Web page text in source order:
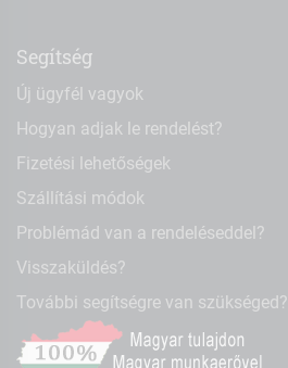
Segítség
Új ügyfél vagyok
Hogyan adjak le rendelést?
Fizetési lehetőségek
Szállítási módok
Problémád van a rendeléseddel?
Visszaküldés?
További segítségre van szükséged?